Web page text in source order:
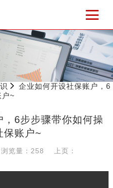
企业如何开设社保账户，6
~
6步步骤带你如何操
保账户~
浏览量：258 上页：